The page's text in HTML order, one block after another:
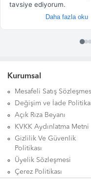
Kurumsal
Mesafeli Satış
Değişim ve İade
Açık Rıza Beyanı
KVKK Aydınlatma Metni
Gizlilik Ve Güvenlik
Politikası
Üyelik Sözleşmesi
Çerez Politikası